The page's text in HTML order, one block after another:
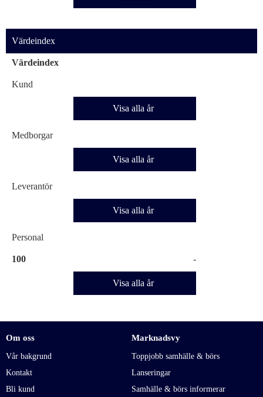
Värdeindex
Värdeindex
Kund
Visa alla år
Medborgar
Visa alla år
Leverantör
Visa alla år
Personal
100 -
Visa alla år
Om oss
Vår bakgrund
Kontakt
Bli kund
Marknadsvy
Toppjobb samhälle & börs
Lanseringar
Samhälle & börs informerar